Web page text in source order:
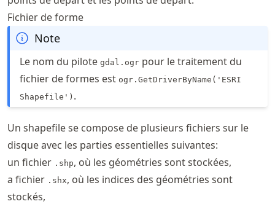
Fichier de forme
Note
Le nom du pilote gdal.ogr pour le traitement du
fichier de formes est ogr.GetDriverByName('ESRI
Shapefile') .
Un shapefile se compose de plusieurs fichiers sur le
disque avec les parties essentielles suivantes:
un fichier .shp, où les géométries sont stockées,
a fichier .shx, où les indices des géométries sont
stockés,